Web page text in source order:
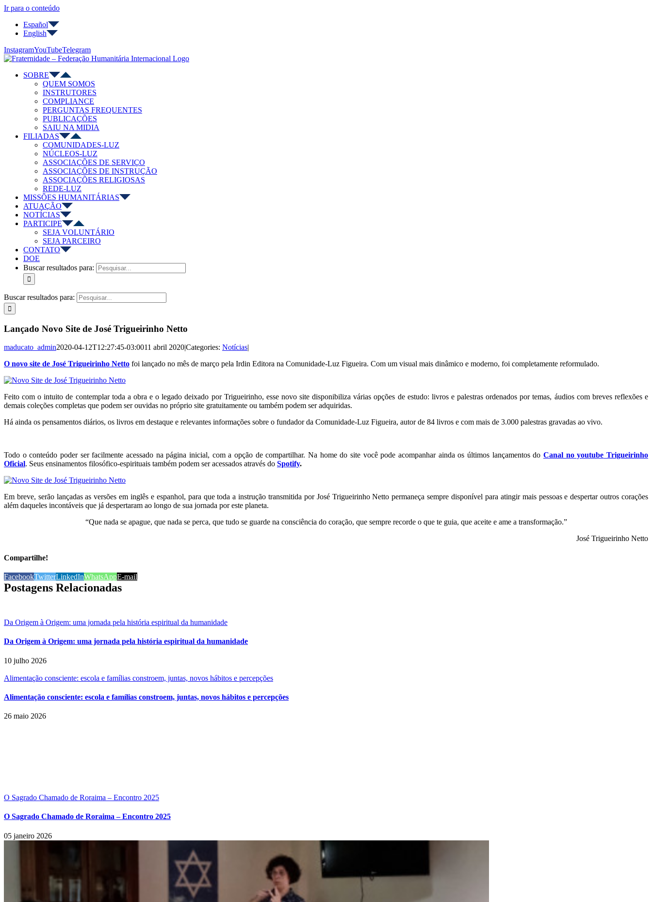
Ir para o conteúdo
Español
English
InstagramYouTubeTelegram
SOBRE
QUEM SOMOS
INSTRUTORES
COMPLIANCE
PERGUNTAS FREQUENTES
PUBLICAÇÕES
SAIU NA MIDIA
FILIADAS
COMUNIDADES-LUZ
NÚCLEOS-LUZ
ASSOCIAÇÕES DE SERVIÇO
ASSOCIAÇÕES DE INSTRUÇÃO
ASSOCIAÇÕES RELIGIOSAS
REDE-LUZ
MISSÕES HUMANITÁRIAS
ATUAÇÃO
NOTÍCIAS
PARTICIPE
SEJA VOLUNTÁRIO
SEJA PARCEIRO
CONTATO
DOE
Buscar resultados para:
Buscar resultados para:
Lançado Novo Site de José Trigueirinho Netto
maducato_admin2020-04-12T12:27:45-03:0011 abril 2020|Categories: Notícias|
O novo site de José Trigueirinho Netto foi lançado no mês de março pela Irdin Editora na Comunidade-Luz Figueira. Com um visual mais dinâmico e moderno, foi completamente reformulado.
Feito com o intuito de contemplar toda a obra e o legado deixado por Trigueirinho, esse novo site disponibiliza várias opções de estudo: livros e palestras ordenados por temas, áudios com breves reflexões e
demais coleções completas que podem ser ouvidas no próprio site gratuitamente ou também podem ser adquiridas.
Há ainda os pensamentos diários, os livros em destaque e relevantes informações sobre o fundador da Comunidade-Luz Figueira, autor de 84 livros e com mais de 3.000 palestras gravadas ao vivo.
Todo o conteúdo poder ser facilmente acessado na página inicial, com a opção de compartilhar. Na home do site você pode acompanhar ainda os últimos lançamentos do Canal no youtube Trigueirinho
Oficial. Seus ensinamentos filosófico-espirituais também podem ser acessados através do Spotify.
Em breve, serão lançadas as versões em inglês e espanhol, para que toda a instrução transmitida por José Trigueirinho Netto permaneça sempre disponível para atingir mais pessoas e despertar outros corações
além daqueles incontáveis que já despertaram ao longo de sua jornada por este planeta.
“Que nada se apague, que nada se perca, que tudo se guarde na consciência do coração, que sempre recorde o que te guia, que aceite e ame a transformação.”
José Trigueirinho Netto
Compartilhe!
FacebookTwitterLinkedInWhatsAppE-mail
Postagens Relacionadas
Da Origem à Origem: uma jornada pela história espiritual da humanidade
Da Origem à Origem: uma jornada pela história espiritual da humanidade
10 julho 2026
Alimentação consciente: escola e famílias constroem, juntas, novos hábitos e percepções
Alimentação consciente: escola e famílias constroem, juntas, novos hábitos e percepções
26 maio 2026
O Sagrado Chamado de Roraima – Encontro 2025
O Sagrado Chamado de Roraima – Encontro 2025
05 janeiro 2026